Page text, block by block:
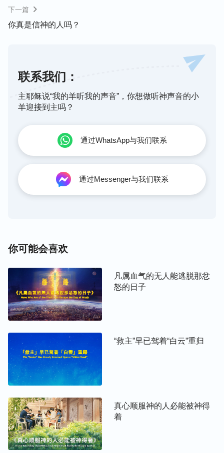
生更在你的手中掌握。现在我追求爱你，不管你让不
让我爱，不管撒但如何搅扰，但是我定规要爱你。”
怎样进入真实的祷告？
祷告时得有一颗安静在神面前的心，有一颗真诚的
话来欺哄神。祷告围绕神现在要作成的，愿神多开启
光照你，将自己的实际情形与难处带到神面前祷告，
包括和神立的心志。祷告不是为了走过程，乃是用一
颗真心来寻求神，求神保守你的心，使你的心能够时
常安静在神面前，在神给你摆设的环境当中使你能认
祷告是人与神配合的一种途径，是人呼求神的一种方
式，是人受神灵感动的过程。可以说，没有祷告的人
是没灵的死人，说明他无接受神感动的器官；没有祷
告就达不到正常的灵生活，更不能跟上圣灵的作工；
没有祷告就是与神断绝了关系，不能获得神的称许。
作为一个信神的人，祷告越多，即接受神的感动越
多，这样的人就越有心志，越能接受神的最新开启，
因此，这样的人才能被圣灵尽快地成全。
人能实行祷告，能明白祷告的意义，但祷告要达到果
效却不是简单的事。祷告不是走走形式、走走过程或
背背神话，就是说，祷告不是学话、不是模仿，祷告
下一篇
你真是信神的人吗？
联系我们：
主耶稣说“我的羊听我的声音”，你想做听神声音的小
羊迎接到主吗？
通过WhatsApp与我们联系
通过Messenger与我们联系
你可能会喜欢
凡属血气的无人能逃脱那忿
怒的日子
“救主”早已驾着“白云”重归
真心顺服神的人必能被神得
着